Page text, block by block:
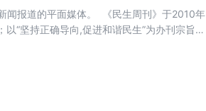
闻报道的平面媒体。 《民生周刊》于2010年
“坚持正确导向,促进和谐民生”为办刊宗旨；
；既客观反映民众的心声,又进行正面的引